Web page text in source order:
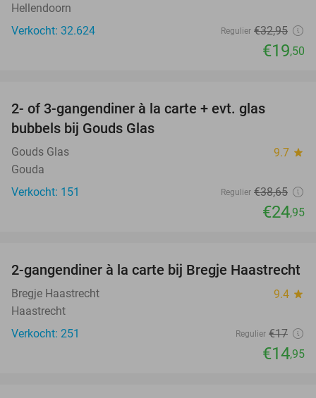
Hellendoorn
Verkocht: 32.624
Regulier €32,95
€19,50
2- of 3-gangendiner à la carte + evt. glas
bubbels bij Gouds Glas
Gouds Glas 9.7 star
Gouda
Verkocht: 151
Regulier €38,65
€24,95
12%
2-gangendiner à la carte bij Bregje Haastrecht
Bregje Haastrecht 9.4 star
Haastrecht
Verkocht: 251
Regulier €17
€14,95